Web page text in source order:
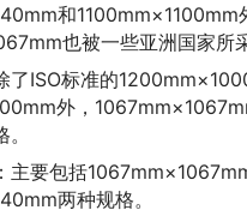
和1100mm×1100mm
也被一些亚洲国家所
了ISO标准的
外，
：主要包括
两种规格。